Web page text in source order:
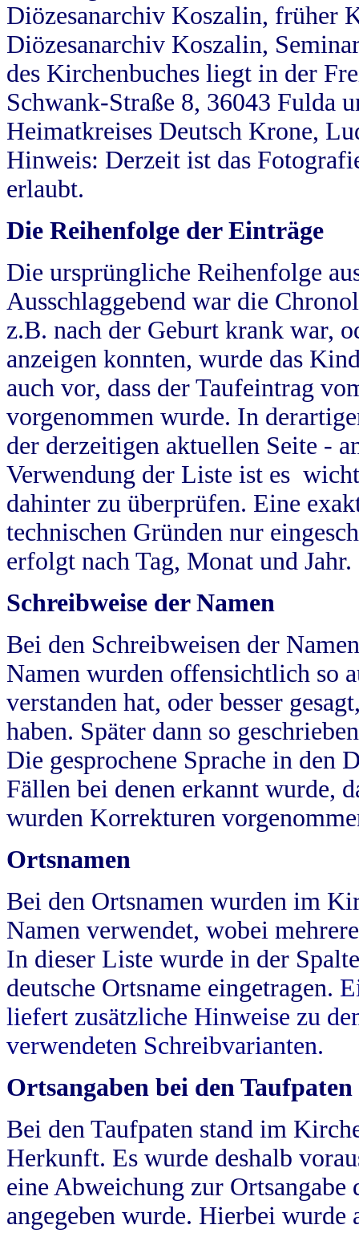
Diözesanarchiv Koszalin, früher
Diözesanarchiv Koszalin,
des Kirchenbuches liegt in der
Schwank-Straße 8, 36043 Fulda
Heimatkreises Deutsch Krone,
Hinweis: Derzeit ist das
erlaubt.
Die Reihenfolge der Einträge
Die ursprüngliche Reihenfolge
Ausschlaggebend war die
z.B. nach der Geburt krank war,
anzeigen konnten, wurde das
auch vor, dass der Taufeintrag
vorgenommen wurde. In
der derzeitigen aktuellen Seite -
Verwendung der Liste ist es
dahinter zu überprüfen. Eine
technischen Gründen nur
erfolgt nach Tag, Monat und Jahr.
Schreibweise der Namen
Bei den Schreibweisen der
Namen wurden offensichtlich so
verstanden hat, oder besser
haben. Später dann so
Die gesprochene Sprache in
Fällen bei denen erkannt wurde,
wurden Korrekturen
Ortsnamen
Bei den Ortsnamen wurden im
Namen verwendet, wobei
In dieser Liste wurde in der
deutsche Ortsname eingetragen.
liefert zusätzliche Hinweise zu
verwendeten Schreibvarianten.
Ortsangaben bei den Taufpaten
Bei den Taufpaten stand im
Herkunft. Es wurde deshalb
eine Abweichung zur
angegeben wurde. Hierbei wurde